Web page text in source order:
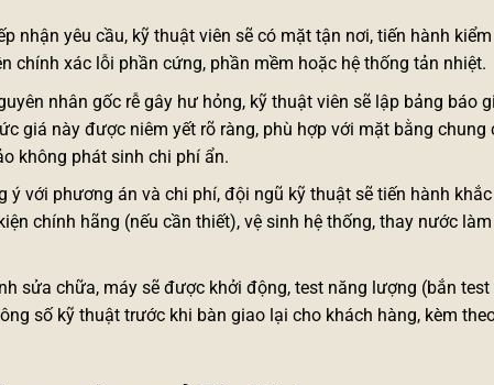
nhận yêu cầu, kỹ thuật viên sẽ có mặt tận nơi, tiến hành
chính xác lỗi phần cứng, phần mềm hoặc hệ thống tản nhiệt.
nhân gốc rễ gây hư hỏng, kỹ thuật viên sẽ lập bảng báo
giá này được niêm yết rõ ràng, phù hợp với mặt bằng chung
không phát sinh chi phí ẩn.
ý với phương án và chi phí, đội ngũ kỹ thuật sẽ tiến hành
chính hãng (nếu cần thiết), vệ sinh hệ thống, thay nước
sửa chữa, máy sẽ được khởi động, test năng lượng (bắn
số kỹ thuật trước khi bàn giao lại cho khách hàng, kèm